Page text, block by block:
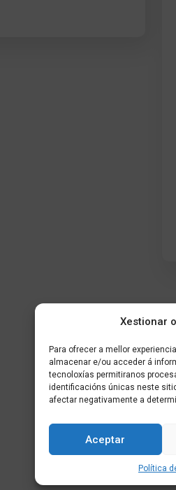
Xestionar
Para ofrecer a mellor
almacenar e/ou acceder á
tecnoloxías permitiranos
identificacións únicas neste
afectar negativamente a
Aceptar
Política